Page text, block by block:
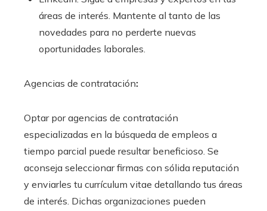
áreas de interés. Mantente al tanto de las
novedades para no perderte nuevas
oportunidades laborales.
Agencias de contratación:
Optar por agencias de contratación
especializadas en la búsqueda de empleos a
tiempo parcial puede resultar beneficioso. Se
aconseja seleccionar firmas con sólida reputación
y enviarles tu currículum vitae detallando tus áreas
de interés. Dichas organizaciones pueden